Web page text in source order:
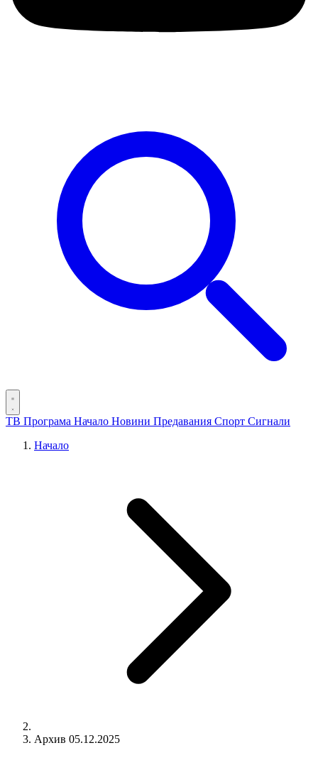
ТВ Програма Начало Новини Предавания Спорт Сигнали
Начало
Архив 05.12.2025